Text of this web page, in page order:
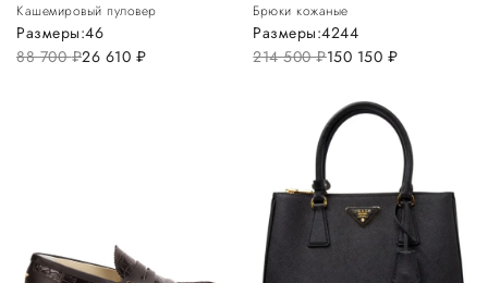
Кашемировый пуловер
88 700руб.26 610 руб.
Размеры:46
Брюки кожаные
214 500руб.150 150 руб.
Размеры:4244